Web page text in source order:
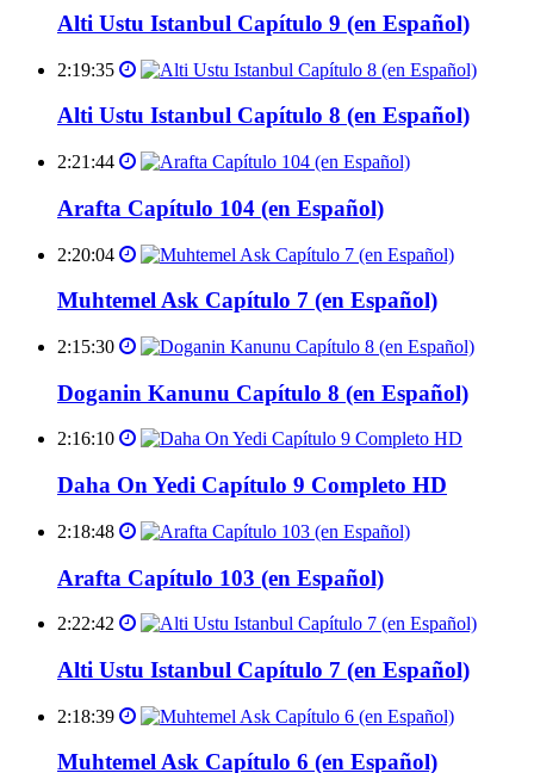
Alti Ustu Istanbul Capítulo 9 (en Español)
2:19:35
Alti Ustu Istanbul Capítulo 8 (en Español)
2:21:44
Arafta Capítulo 104 (en Español)
2:20:04
Muhtemel Ask Capítulo 7 (en Español)
2:15:30
Doganin Kanunu Capítulo 8 (en Español)
2:16:10
Daha On Yedi Capítulo 9 Completo HD
2:18:48
Arafta Capítulo 103 (en Español)
2:22:42
Alti Ustu Istanbul Capítulo 7 (en Español)
2:18:39
Muhtemel Ask Capítulo 6 (en Español)